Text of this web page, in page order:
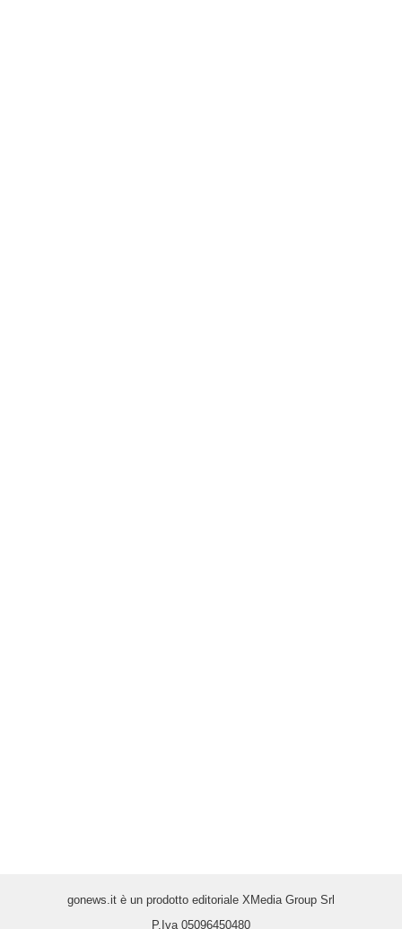
gonews.it è un prodotto editoriale XMedia Group Srl
P.Iva 05096450480